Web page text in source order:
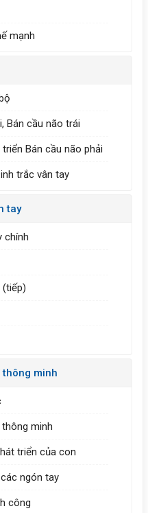
mạnh
Bán cầu não trái
Bán cầu não phải
trắc vân tay
tay
chính
(tiếp)
thông minh
minh
triển của con
ngón tay
công